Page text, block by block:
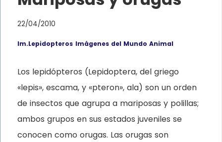
22/04/2010
Im.Lepidopteros Imágenes del Mundo Animal
Los lepidópteros (Lepidoptera, del griego
«lepis», escama, y «pteron», ala) son un orden
de insectos que agrupa a mariposas y polillas;
ambos grupos en sus estados juveniles se
conocen como orugas. Las orugas son